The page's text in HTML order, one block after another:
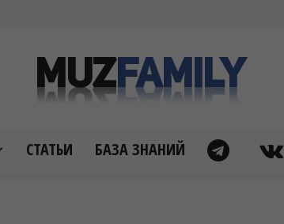
СТАТЬИ БАЗА ЗНАНИЙ